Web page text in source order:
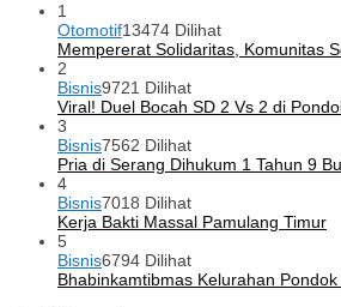
1
Otomotif13474 Dilihat
Mempererat Solidaritas, Komunitas
2
Bisnis9721 Dilihat
Viral! Duel Bocah SD 2 Vs 2 di
3
Bisnis7562 Dilihat
Pria di Serang Dihukum 1 Tahun 9
4
Bisnis7018 Dilihat
Kerja Bakti Massal Pamulang Timur
5
Bisnis6794 Dilihat
Bhabinkamtibmas Kelurahan